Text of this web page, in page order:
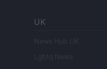
UK
News Hub UK
Lgbtq News